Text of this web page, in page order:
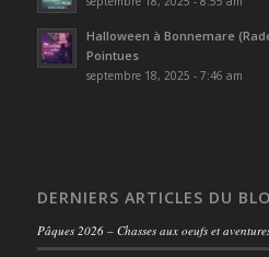
Halloween à Bonnemare
Pointues
septembre 18, 2025 - 7:46 am
DERNIERS ARTICLES DU
Pâques 2026 – Chasses aux oeufs et